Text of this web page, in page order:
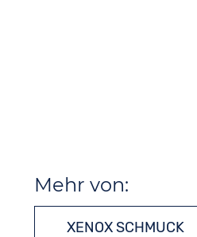
Mehr von:
XENOX SCHMUCK